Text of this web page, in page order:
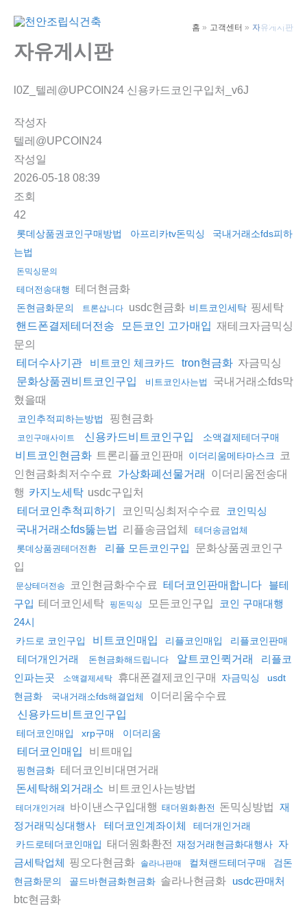
Main
홈 고객센터 자유게시판
자유게시판
l0Z_텔레@UPCOIN24 신용카드코인구입처_v6J
작성자
텔레@UPCOIN24
작성일
2026-05-18 08:39
조회
42
롯데상품권코인구매방법 아프리카tv돈믹싱
국내거래소fds피하
는법
돈믹싱문의
테더전송대행 테더현금화
돈현금화문의 트론삽니다 usdc현금화 비트코인세탁 핑세탁
핸드폰결제테더전송 모든코인 고가매입 재테크자금믹싱
문의
테더수사기관 비트코인 체크카드 tron현금화 자금믹싱
문화상품권비트코인구입 비트코인사는법
국내거래소fds막
혔을때
코인추적피하는방법 핑현금화
코인구매사이트 신용카드비트코인구입 소액결제테더구매
비트코인현금화 트론리플코인판매 이더리움메타마스크
코
인현금화최저수수료
가상화폐선물거래
이더리움전송대
행 카지노세탁 usdc구입처
테더코인추척피하기 코인믹싱최저수수료
코인믹싱
국내거래소fds뚫는법 리플송금업체
테더송금업체
롯데상품권테더전환
리플 모든코인구입
문화상품권코인구
입
문상테더전송 코인현금화수수료 테더코인판매합니다
블테
구입 테더코인세탁 핑돈믹싱 모든코인구입
코인 구매대행
24시
카드로 코인구입 비트코인매입 리플코인매입 리플코인판매
테더개인거래 돈현금화해드립니다 알트코인퀵거래
리플코
인파는곳
소액결제세탁 휴대폰결제코인구매 자금믹싱
usdt
현금화
국내거래소fds해결업체 이더리움수수료
신용카드비트코인구입
테더코인매입 xrp구매 이더리움
테더코인매입 비트매입
핑현금화 테더코인비대면거래
돈세탁해외거래소 비트코인사는방법
테더개인거래 바이낸스구입대행 태더원화환전 돈믹싱방법 재
정거래믹싱대행사
테더코인계좌이체
테더개인거래
카드로테더코인매입 태더원화환전 재정거래현금화대행사 자
금세탁업체 핑오다현금화 솔라나판매 컬쳐랜드테더구매
검돈
현금화문의
골드바현금화현금화 솔라나현금화 usdc판매처
btc현금화